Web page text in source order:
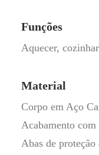
Funções
Aquecer, cozinhar
Material
Corpo em Aço
Acabamento
Abas de